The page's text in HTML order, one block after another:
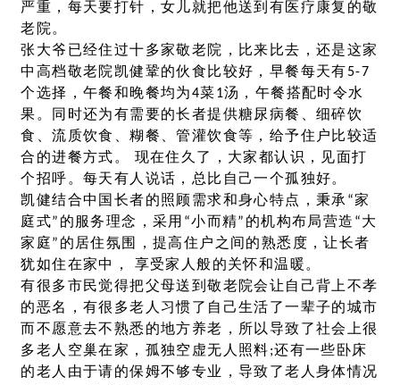
严重，每天要打针，女儿就把他送到有医疗康复的敬
老院。
张大爷已经住过十多家敬老院，比来比去，还是这家
中高档敬老院凯健鞏的伙食比较好，早餐每天有5-7
个选择，午餐和晚餐均为4菜1汤，午餐搭配时令水
果。同时还为有需要的长者提供糖尿病餐、细碎饮
食、流质饮食、糊餐、管灌饮食等，给予住户比较适
合的进餐方式。 现在住久了，大家都认识，见面打
个招呼。每天有人说话，总比自己一个孤独好。
凯健结合中国长者的照顾需求和身心特点，秉承“家
庭式”的服务理念，采用“小而精”的机构布局营造“大
家庭”的居住氛围，提高住户之间的熟悉度，让长者
犹如住在家中， 享受家人般的关怀和温暖。
有很多市民觉得把父母送到敬老院会让自己背上不孝
的恶名，有很多老人习惯了自己生活了一辈子的城市
而不愿意去不熟悉的地方养老，所以导致了社会上很
多老人空巢在家，孤独空虚无人照料;还有一些卧床
的老人由于请的保姆不够专业，导致了老人身体情况